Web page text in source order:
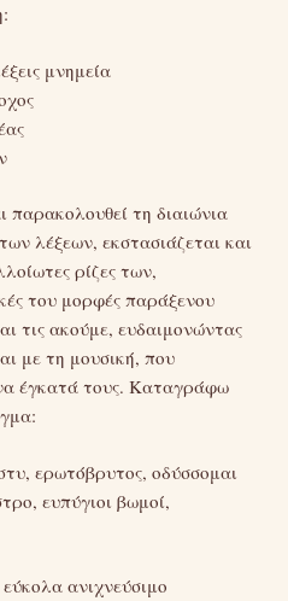
μνημεία
παρακολουθεί τη διαιώνια
λέξεων, εκστασιάζεται και
ρίζες των,
του μορφές παράξενου
τις ακούμε, ευδαιμονώντας
με τη μουσική, που
έγκατά τους. Καταγράφω
ερωτόβρυτος, οδύσσομαι
ευπύγιοι βωμοί,
ανιχνεύσιμο